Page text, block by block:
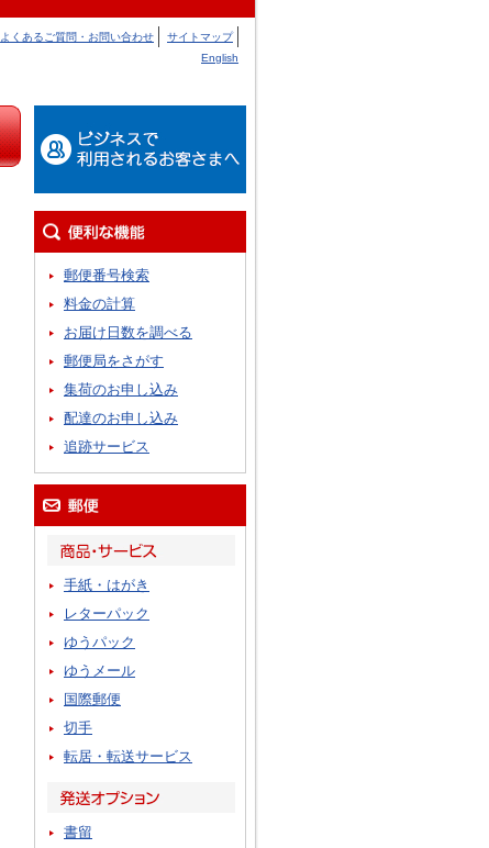
よくあるご質問・お問い合わせ
サイトマップ
English
郵便番号検索
料金の計算
お届け日数を調べる
郵便局をさがす
集荷のお申し込み
配達のお申し込み
追跡サービス
手紙・はがき
レターパック
ゆうパック
ゆうメール
国際郵便
切手
転居・転送サービス
書留